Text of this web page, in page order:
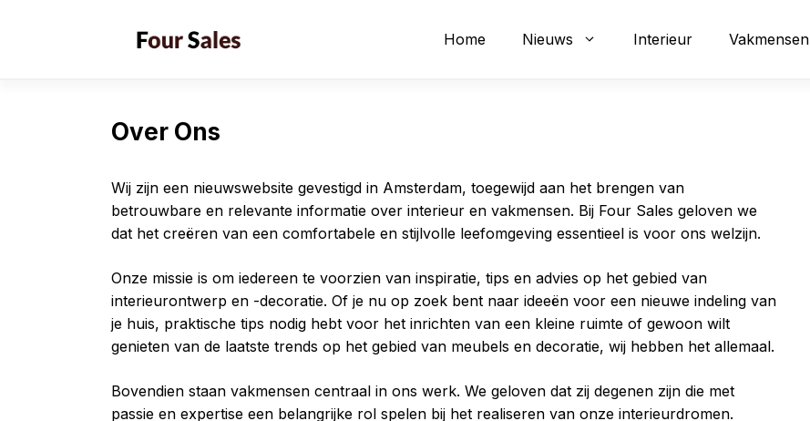
Home Nieuws Interieur Vakmensen
Over Ons
Wij zijn een nieuwswebsite gevestigd in Amsterdam, toegewijd aan het brengen van
betrouwbare en relevante informatie over interieur en vakmensen. Bij Four Sales geloven we
dat het creëren van een comfortabele en stijlvolle leefomgeving essentieel is voor ons welzijn.
Onze missie is om iedereen te voorzien van inspiratie, tips en advies op het gebied van
interieurontwerp en -decoratie. Of je nu op zoek bent naar ideeën voor een nieuwe indeling van
je huis, praktische tips nodig hebt voor het inrichten van een kleine ruimte of gewoon wilt
genieten van de laatste trends op het gebied van meubels en decoratie, wij hebben het allemaal.
Bovendien staan vakmensen centraal in ons werk. We geloven dat zij degenen zijn die met
passie en expertise een belangrijke rol spelen bij het realiseren van onze interieurdromen.